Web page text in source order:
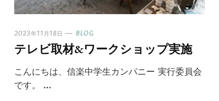
2023年11月18日 BLOG
テレビ取材&ワークショップ実施
こんにちは、信楽中学生カンパニー 実行委員会
です。 …